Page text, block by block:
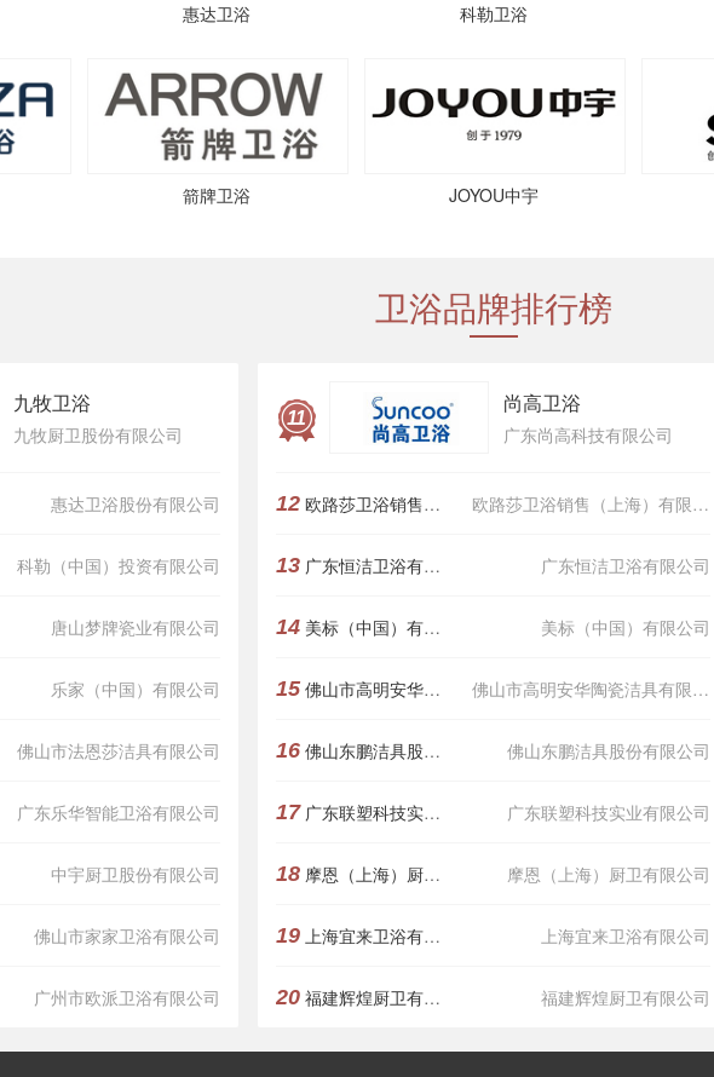
惠达卫浴 科勒卫浴
箭牌卫浴 JOYOU中宇
卫浴品牌排行榜
九牧卫浴
九牧厨卫股份有限公司
惠达卫浴股份有限公司
科勒（中国）投资有限公司
唐山梦牌瓷业有限公司
乐家（中国）有限公司
佛山市法恩莎洁具有限公司
广东乐华智能卫浴有限公司
中宇厨卫股份有限公司
佛山市家家卫浴有限公司
广州市欧派卫浴有限公司
11
尚高卫浴
广东尚高科技有限公司
12 欧路莎卫浴销售（上海）有限公司 欧路莎卫浴销售（上海）有限公司
13 广东恒洁卫浴有限公司 广东恒洁卫浴有限公司
14 美标（中国）有限公司 美标（中国）有限公司
15 佛山市高明安华陶瓷洁具有限公司 佛山市高明安华陶瓷洁具有限公司
16 佛山东鹏洁具股份有限公司 佛山东鹏洁具股份有限公司
17 广东联塑科技实业有限公司 广东联塑科技实业有限公司
18 摩恩（上海）厨卫有限公司 摩恩（上海）厨卫有限公司
19 上海宜来卫浴有限公司 上海宜来卫浴有限公司
20 福建辉煌厨卫有限公司 福建辉煌厨卫有限公司